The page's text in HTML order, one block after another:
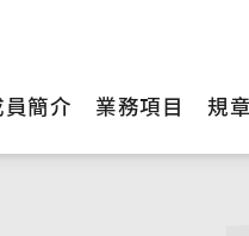
員簡介 業務項目 規